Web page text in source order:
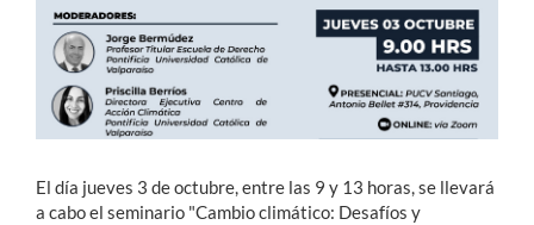
El día jueves 3 de octubre, entre las 9 y 13 horas, se llevará
a cabo el seminario "Cambio climático: Desafíos y